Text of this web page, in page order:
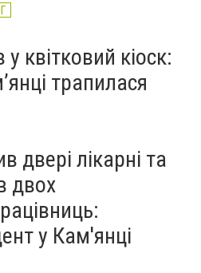
у квітковий кіоск:
трапилася
двері лікарні та
двох
у Кам'янці